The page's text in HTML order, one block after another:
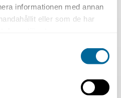
informationen med annan
eller som de har